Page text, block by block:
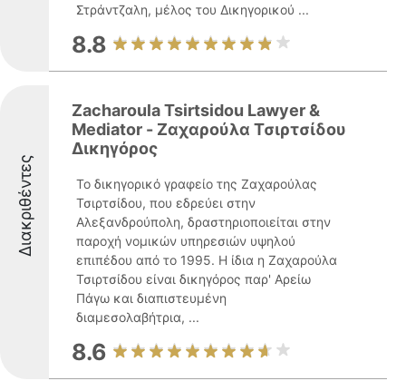
Στράντζαλη, μέλος του Δικηγορικού ...
8.8
Διακριθέντες
Zacharoula Tsirtsidou Lawyer &
Mediator - Ζαχαρούλα Τσιρτσίδου
Δικηγόρος
Το δικηγορικό γραφείο της Ζαχαρούλας
Τσιρτσίδου, που εδρεύει στην
Αλεξανδρούπολη, δραστηριοποιείται στην
παροχή νομικών υπηρεσιών υψηλού
επιπέδου από το 1995. Η ίδια η Ζαχαρούλα
Τσιρτσίδου είναι δικηγόρος παρ' Αρείω
Πάγω και διαπιστευμένη
διαμεσολαβήτρια, ...
8.6